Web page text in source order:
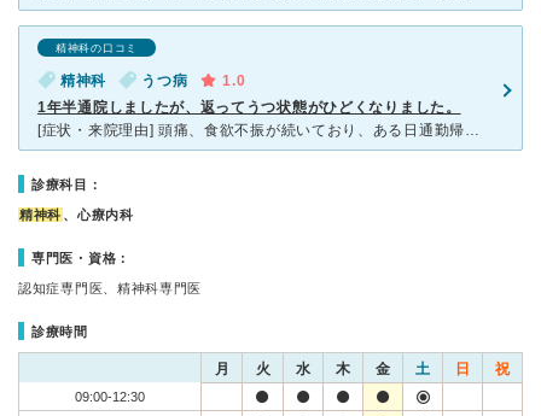
精神科の口コミ
精神科 うつ病
1.0
1年半通院しましたが、返ってうつ状態がひどくなりました。
[症状・来院理由] 頭痛、食欲不振が続いており、ある日通勤帰りに涙が止まらなくなったので内科を受診したところ、うつ病の可能性があるということで、家から近いこともあって「王子こころのクリニック」の通院
診療科目：
精神科 、心療内科
専門医・資格：
認知症専門医、精神科専門医
診療時間
月 火 水 木 金 土 日 祝
09:00-12:30